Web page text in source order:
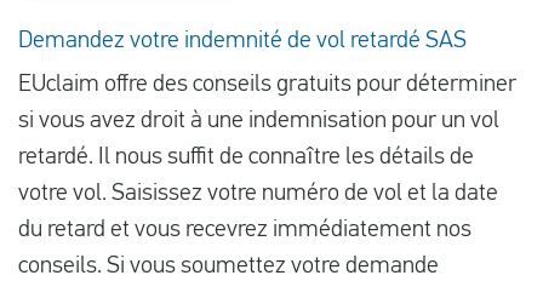
Demandez votre indemnité de vol retardé SAS
EUclaim offre des conseils gratuits pour déterminer
si vous avez droit à une indemnisation pour un vol
retardé. Il nous suffit de connaître les détails de
votre vol. Saisissez votre numéro de vol et la date
du retard et vous recevrez immédiatement nos
conseils. Si vous soumettez votre demande